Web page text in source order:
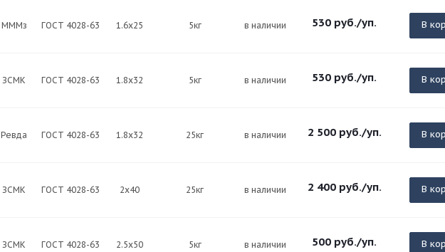
МММз ГОСТ 4028-63 1.6х25 5кг в наличии 530 руб./уп. В
ЗСМК ГОСТ 4028-63 1.8х32 5кг в наличии 530 руб./уп. В
Ревда ГОСТ 4028-63 1.8х32 25кг в наличии 2 500руб./уп. В
ЗСМК ГОСТ 4028-63 2х40 25кг в наличии 2 400руб./уп. В
ЗСМК ГОСТ 4028-63 2.5х50 5кг в наличии 500 руб./уп. В